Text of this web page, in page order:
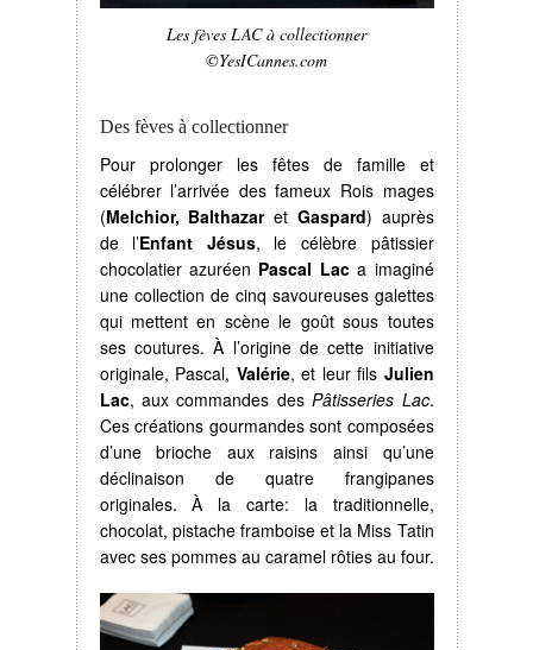
Les fèves LAC à collectionner
©YesICannes.com
Des fèves à collectionner
Pour prolonger les fêtes de famille et
célébrer l’arrivée des fameux Rois mages
(Melchior, Balthazaret Gaspard) auprès
de l’Enfant Jésus, le célèbre pâtissier
chocolatier azuréen Pascal Laca imaginé
une collection de cinq savoureuses galettes
qui mettent en scène le goût sous toutes
ses coutures.À l’origine de cette initiative
originale, Pascal, Valérie, et leur fils Julien
Lac, aux commandes desPâtisseries Lac.
Ces créations gourmandes sont composées
d’une brioche aux raisins ainsi qu’une
déclinaison de quatre frangipanes
originales.À la carte: la traditionnelle,
chocolat, pistache framboise et la Miss Tatin
avec ses pommes au caramel rôties au four.